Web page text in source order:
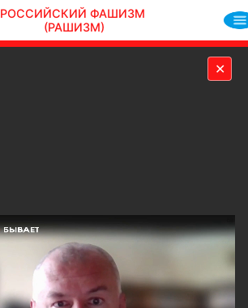
РОССИЙСКИЙ ФАШИЗМ
(РАШИЗМ)
✕